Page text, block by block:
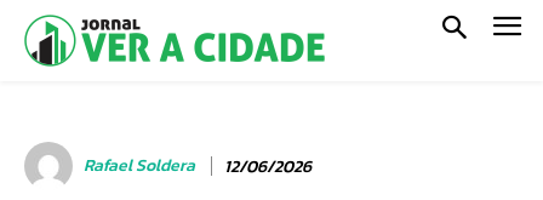
Rafael Soldera 12/06/2026